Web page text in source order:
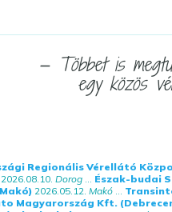
— Többet is
egy közös
Regionális Vérellátó
2026.08.10. Dorog... Észak-budai
2026.05.12. Makó...
Magyarország Kft.